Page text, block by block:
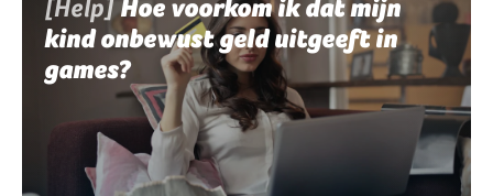
[Help]Hoe voorkom ik dat mijn
kind onbewust geld uitgeeft in
games?